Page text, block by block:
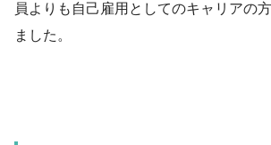
員よりも自己雇用としてのキャリアの
ました。